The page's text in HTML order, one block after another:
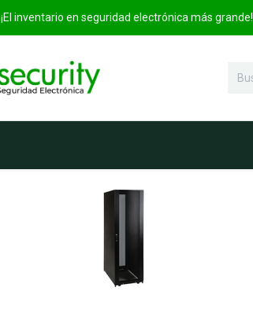
¡El inventario en seguridad electrónica más grande!